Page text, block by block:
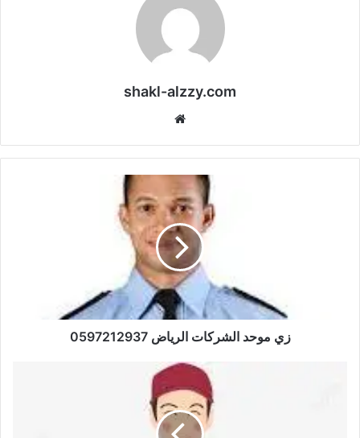
shakl-alzzy.com
زي موحد الشركات الرياض 0597212937